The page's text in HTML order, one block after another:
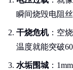
瞬间烧毁电阻丝
干烧危机：空
温度就能突破
水垢围城 ：